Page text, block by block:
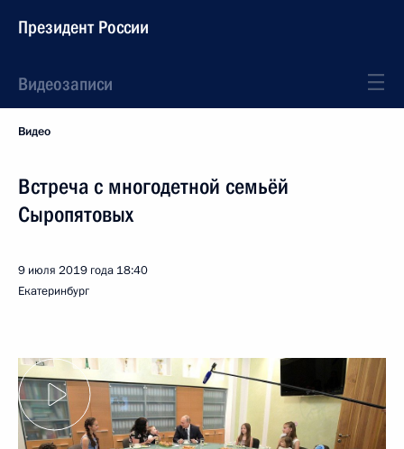
Президент России
Видеозаписи
Видео
Встреча с многодетной семьёй
Сыропятовых
9 июля 2019 года 18:40
Екатеринбург